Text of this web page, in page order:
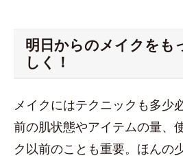
明日からのメイクをも
しく！
メイクにはテクニックも多少
前の肌状態やアイテムの量、
ク以前のことも重要。ほんの